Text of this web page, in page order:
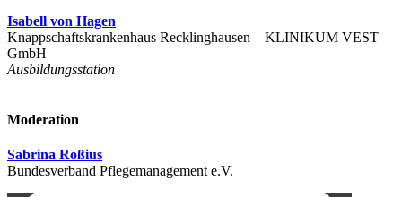
Isabell von Hagen
Knappschaftskrankenhaus Recklinghausen – KLINIKUM VEST
GmbH
Ausbildungsstation
Moderation
Sabrina Roßius
Bundesverband Pflegemanagement e.V.